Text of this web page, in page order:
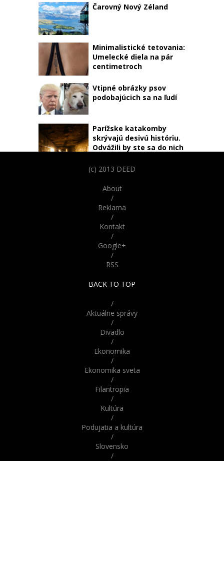
Čarovný Nový Zéland
Minimalistické tetovania:
Umelecké diela na pár
centimetroch
Vtipné obrázky psov
podobajúcich sa na ľudí
Parížske katakomby
skrývajú desivú históriu.
Odvážili by ste sa do nich
Nebudete veriť že nie sú
vyzerajú až šokujúco
reálne
(c) 2013 DEED
About
/
Reklama
/
Kontakt
/
Google+
/
RSS
BACK TO TOP
/
Aktuálne správy
/
Divadlo
/
Ekonomika
/
Ekonomika sveta
/
Filantropia
/
Kultúra
/
Podujatia a kultúra
/
Slovensko
/